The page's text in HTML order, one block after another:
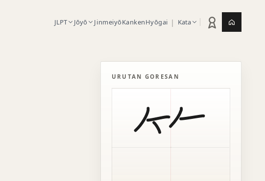
JLPT Jōyō JinmeiyōKankenHyōgai | Kata Statistik latihan
URUTAN GORESAN